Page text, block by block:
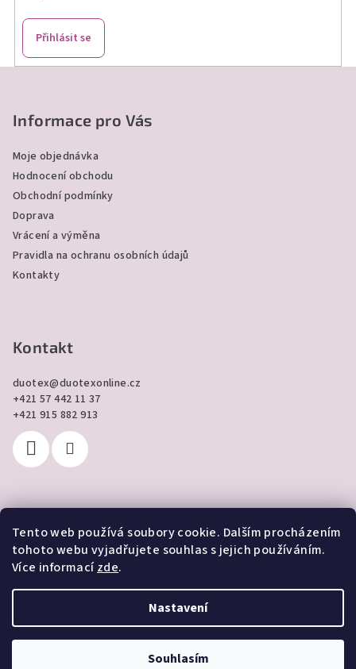
Tento web používá soubory cookie. Dalším procházením
tohoto webu vyjadřujete souhlas s jejich používáním.
Více informacízde.
Nastavení
Souhlasím
Přihlásit se
Informace pro Vás
Moje objednávka
Hodnocení obchodu
Obchodní podmínky
Doprava
Vrácení a výměna
Pravidla na ochranu osobních údajů
Kontakty
Kontakt
duotex@duotexonline.cz
+421 57 442 11 37
+421 915 882 913
Přijímáme online platby